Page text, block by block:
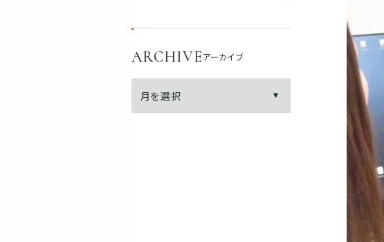
ARCHIVEアーカイブ